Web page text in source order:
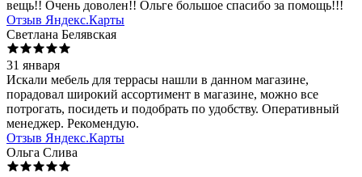
вещь!! Очень доволен!! Ольге большое спасибо за помощь!!!
Отзыв Яндекс.Карты
Светлана Белявская
31 января
Искали мебель для террасы нашли в данном магазине,
порадовал широкий ассортимент в магазине, можно все
потрогать, посидеть и подобрать по удобству. Оперативный
менеджер. Рекомендую.
Отзыв Яндекс.Карты
Ольга Слива